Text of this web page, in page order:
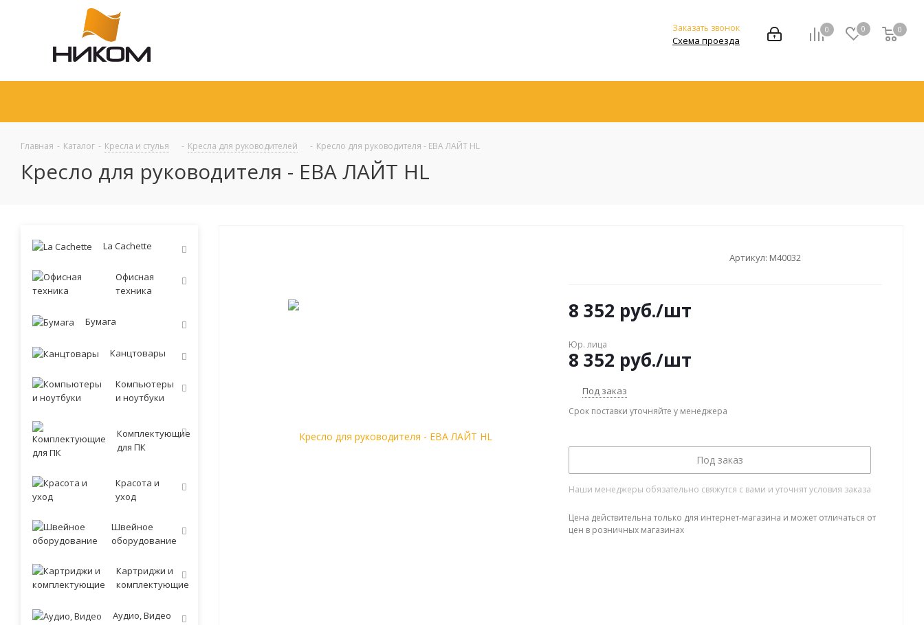
0 0 0
Заказать звонок
Схема проезда
Главная - Каталог - Кресла и стулья - Кресла для руководителей - Кресло для руководителя - ЕВА ЛАЙТ HL
Кресло для руководителя - ЕВА ЛАЙТ HL
Артикул: M40032
8 352 руб./шт
Юр. лица
8 352 руб./шт
Под заказ
Срок поставки уточняйте у менеджера
Под заказ
Наши менеджеры обязательно свяжутся с вами и уточнят условия заказа
Цена действительна только для интернет-магазина и может отличаться от
цен в розничных магазинах
La Cachette
Офисная
техника
Бумага
Канцтовары
Компьютеры
и ноутбуки
Комплектующие
для ПК
Красота и
уход
Швейное
оборудование
Картриджи и
комплектующие
Аудио, Видео